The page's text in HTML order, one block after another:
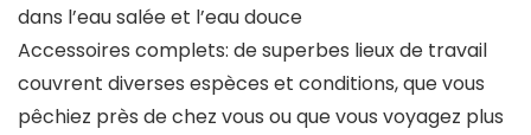
dans l’eau salée et l’eau douce
Accessoires complets: de superbes lieux de travail
couvrent diverses espèces et conditions, que vous
pêchiez près de chez vous ou que vous voyagez plus